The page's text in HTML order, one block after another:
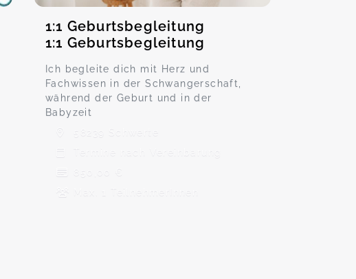
1:1 Geburtsbegleitung
1:1 Geburtsbegleitung
Ich begleite dich mit Herz und
Fachwissen in der Schwangerschaft,
während der Geburt und in der
Babyzeit
58239 Schwerte
Termine nach Vereinbarung
850,00 €
Max. 1 TeilnehmerInnen